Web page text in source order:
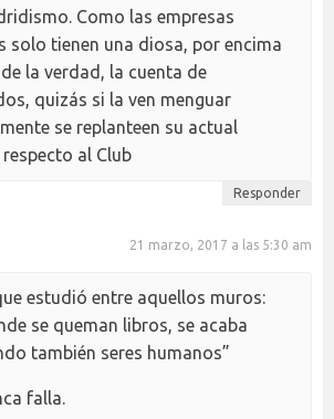
Como las empresas
solo tienen una diosa, por encima
la verdad, la cuenta de
quizás si la ven menguar
se replanteen su actual
al Club
Responder
21 marzo, 2017 a las 5:30 am
estudió entre aquellos muros:
se queman libros, se acaba
también seres humanos”
falla.